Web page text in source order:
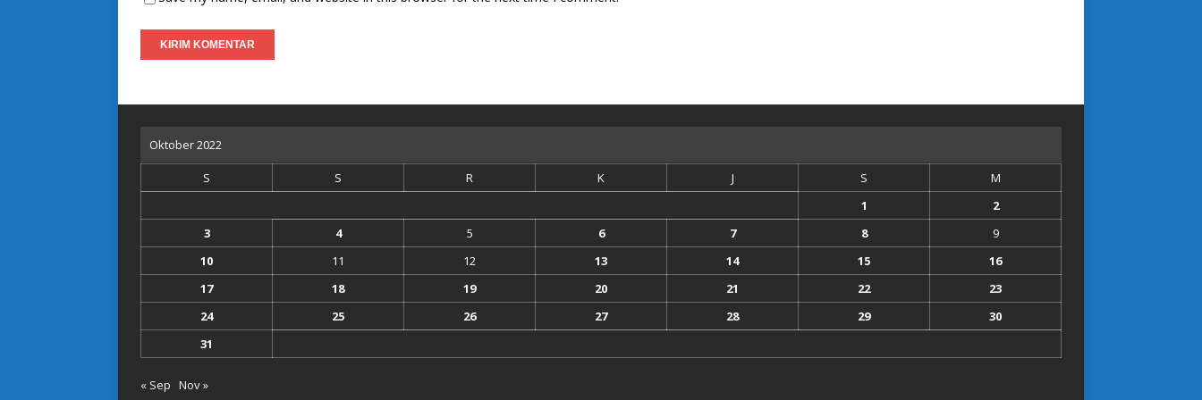
Oktober 2022
S S R K J S
M
1
2
3
4 5 6 7 8
9
10
11 12 13 14 15
16
17
18 19 20 21 22
23
24
25 26 27 28 29
30
31
« Sep Nov »